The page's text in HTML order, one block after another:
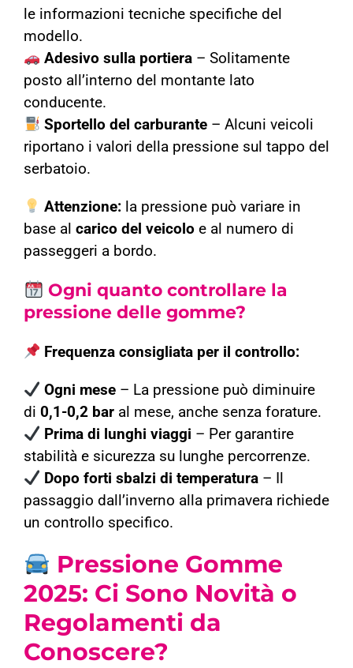
le informazioni tecniche specifiche del
modello.
Adesivo sulla portiera – Solitamente
posto all’interno del montante lato
conducente.
Sportello del carburante – Alcuni veicoli
riportano i valori della pressione sul tappo del
serbatoio.
Attenzione: la pressione può variare in
base al carico del veicolo e al numero di
passeggeri a bordo.
Ogni quanto controllare la
pressione delle gomme?
Frequenza consigliata per il controllo:
Ogni mese – La pressione può diminuire
di 0,1-0,2 baral mese, anche senza forature.
Prima di lunghi viaggi – Per garantire
stabilità e sicurezza su lunghe percorrenze.
Dopo forti sbalzi di temperatura – Il
passaggio dall’inverno alla primavera richiede
un controllo specifico.
Pressione Gomme
2025: Ci Sono Novità o
Regolamenti da
Conoscere?